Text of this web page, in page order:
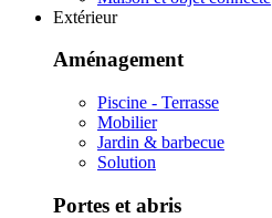
Extérieur
Aménagement
Piscine - Terrasse
Mobilier
Jardin & barbecue
Solution
Portes et abris